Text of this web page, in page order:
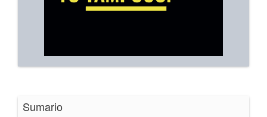
Sumario